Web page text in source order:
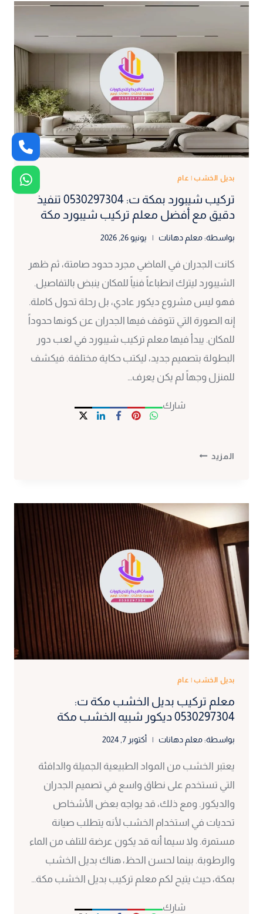
0530297304
ديكورات
بديل الخشب| عام
تركيب شيبورد بمكة ت: 0530297304 تنفيذ
دقيق مع أفضل معلم تركيب شيبورد مكة
بواسطة: معلم دهانات يونيو 26, 2026
كانت الجدران في الماضي مجرد حدود صامتة، ثم ظهر
الشيبورد ليترك انطباعاً فنياً للمكان ينبض بالتفاصيل.
فهو ليس مشروع ديكور عادي، بل رحلة تحول كاملة.
إنه الصورة التي تتوقف فيها الجدران عن كونها حدوداً
للمكان. يبدأ فيها معلم تركيب شيبورد في لعب دور
البطولة بتصميم جديد، ليكتب حكاية مختلفة. فيكشف
للمنزل وجهاً لم يكن يعرف…
شارك
المزيد تركيب
0530297304
تنفيذ
دقيق
مع
أفضل
معلم
تركيب
شيبورد
مكة
بديل الخشب| عام
معلم تركيب بديل الخشب مكة ت:
0530297304 ديكور شبيه الخشب مكة
بواسطة: معلم دهانات أكتوبر 7, 2024
يعتبر الخشب من المواد الطبيعية الجميلة والدافئة
التي تستخدم على نطاق واسع في تصميم الجدران
والديكور. ومع ذلك، قد يواجه بعض الأشخاص
تحديات في استخدام الخشب لأنه يتطلب صيانة
مستمرة. ولا سيما أنه قد يكون عرضة للتلف من الماء
والرطوبة. بينما لحسن الحظ، هناك بديل الخشب
بمكة، حيث يتيح لكم معلم تركيب بديل الخشب مكة…
شارك